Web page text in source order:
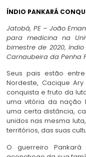
ÍNDIO PANKARÁ
Jatobá, PE – João
para medicina na
bimestre de 2020,
Carnaubeira da Penha
Seus pais estão
Nordeste, Cacique
conquista e fruto da
uma vitória da nação
uma certa distância,
unidos nas mesma
territórios, das suas
O guerreiro